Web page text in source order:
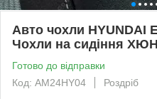
Авто чохли HYUNDAI
Чохли на сидіння
Готово до відправки
Код: AM24HY04
Роздріб